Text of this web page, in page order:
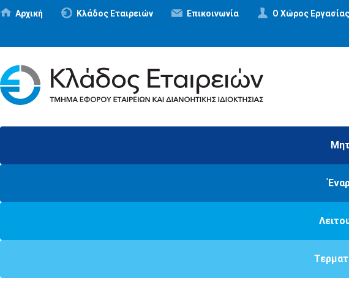
Αρχική Κλάδος Εταιρειών Επικοινωνία Ο Χώρος